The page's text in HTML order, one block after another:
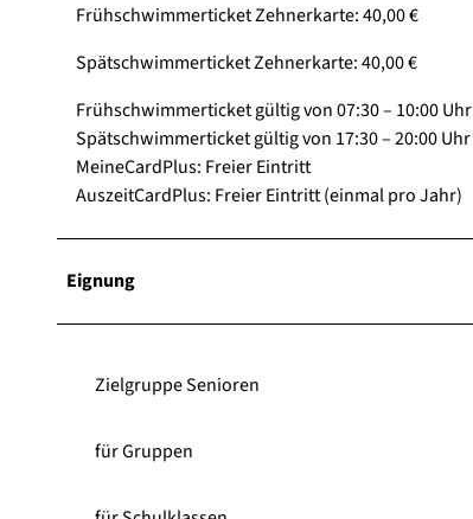
Frühschwimmerticket Zehnerkarte: 40,00 €
Spätschwimmerticket Zehnerkarte: 40,00 €
Frühschwimmerticket gültig von 07:30 – 10:00 Uhr
Spätschwimmerticket gültig von 17:30 – 20:00 Uhr
MeineCardPlus: Freier Eintritt
AuszeitCardPlus: Freier Eintritt (einmal pro Jahr)
Eignung
Zielgruppe Senioren
für Gruppen